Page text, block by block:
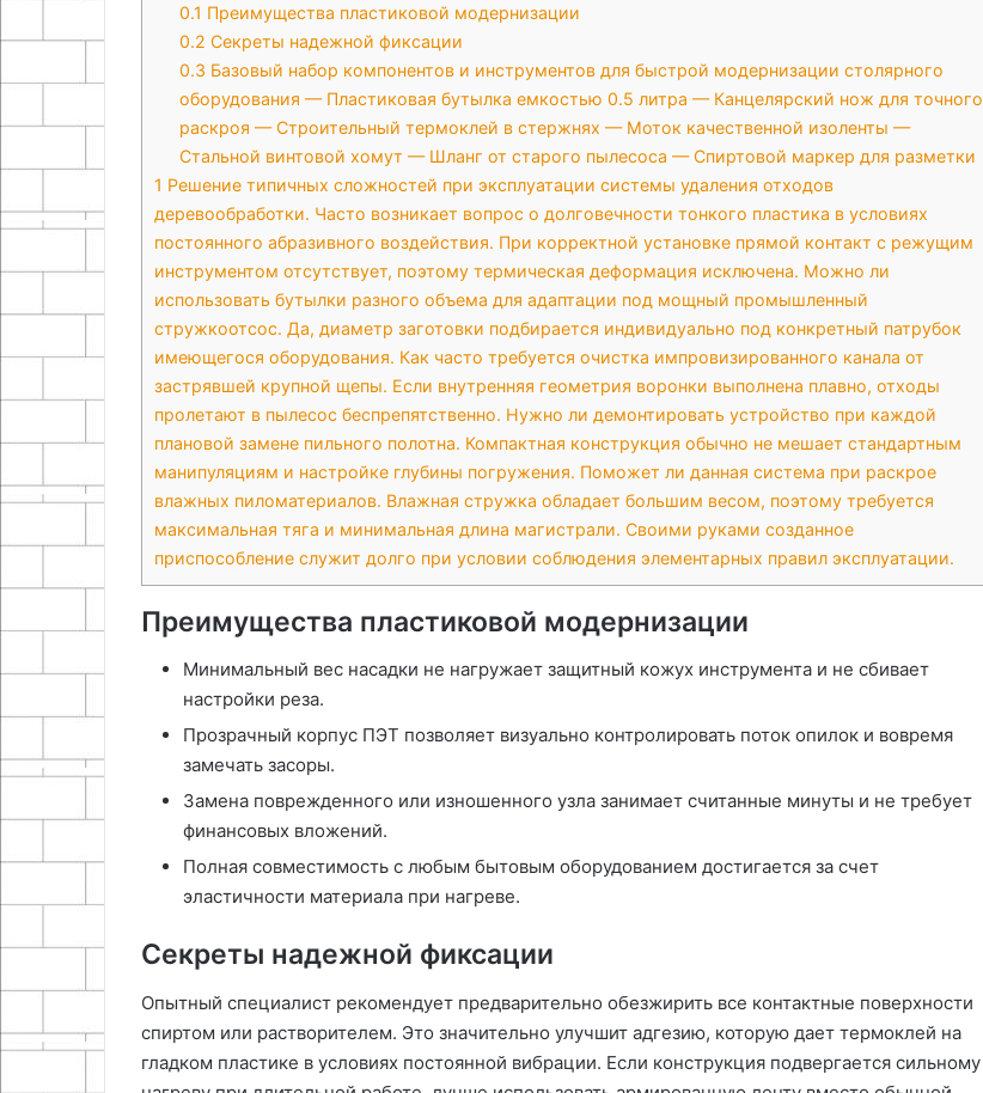
0.1 Преимущества пластиковой модернизации
0.2 Секреты надежной фиксации
0.3 Базовый набор компонентов и инструментов для быстрой модернизации столярного
оборудования — Пластиковая бутылка емкостью 0.5 литра — Канцелярский нож для точного
раскроя — Строительный термоклей в стержнях — Моток качественной изоленты —
Стальной винтовой хомут — Шланг от старого пылесоса — Спиртовой маркер для разметки
1 Решение типичных сложностей при эксплуатации системы удаления отходов
деревообработки. Часто возникает вопрос о долговечности тонкого пластика в условиях
постоянного абразивного воздействия. При корректной установке прямой контакт с режущим
инструментом отсутствует, поэтому термическая деформация исключена. Можно ли
использовать бутылки разного объема для адаптации под мощный промышленный
стружкоотсос. Да, диаметр заготовки подбирается индивидуально под конкретный патрубок
имеющегося оборудования. Как часто требуется очистка импровизированного канала от
застрявшей крупной щепы. Если внутренняя геометрия воронки выполнена плавно, отходы
пролетают в пылесос беспрепятственно. Нужно ли демонтировать устройство при каждой
плановой замене пильного полотна. Компактная конструкция обычно не мешает стандартным
манипуляциям и настройке глубины погружения. Поможет ли данная система при раскрое
влажных пиломатериалов. Влажная стружка обладает большим весом, поэтому требуется
максимальная тяга и минимальная длина магистрали. Своими руками созданное
приспособление служит долго при условии соблюдения элементарных правил эксплуатации.
Преимущества пластиковой модернизации
Минимальный вес насадки не нагружает защитный кожух инструмента и не сбивает
настройки реза.
Прозрачный корпус ПЭТ позволяет визуально контролировать поток опилок и вовремя
замечать засоры.
Замена поврежденного или изношенного узла занимает считанные минуты и не требует
финансовых вложений.
Полная совместимость с любым бытовым оборудованием достигается за счет
эластичности материала при нагреве.
Секреты надежной фиксации
Опытный специалист рекомендует предварительно обезжирить все контактные поверхности
спиртом или растворителем. Это значительно улучшит адгезию, которую дает термоклей на
гладком пластике в условиях постоянной вибрации. Если конструкция подвергается сильному